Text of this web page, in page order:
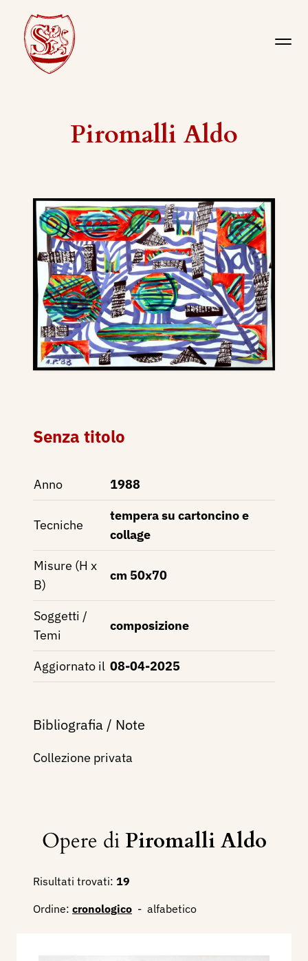
Piromalli Aldo
Senza titolo
Anno 1988
Tecniche
tempera su cartoncino e
collage
Misure (H x
B)
cm 50x70
Soggetti /
Temi
composizione
Aggiornato il 08-04-2025
Bibliografia / Note
Collezione privata
Opere diPiromalli Aldo
Risultati trovati: 19
Ordine: cronologico - alfabetico